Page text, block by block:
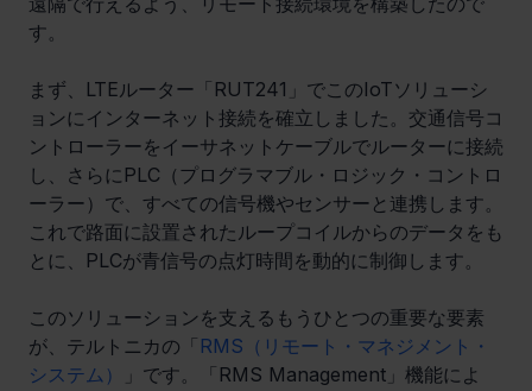
す。
まず、LTEルーター「RUT241」でこのIoTソリューシ
ョンにインターネット接続を確立しました。交通信号コ
ントローラーをイーサネットケーブルでルーターに接続
し、さらにPLC（プログラマブル・ロジック・コントロ
ーラー）で、すべての信号機やセンサーと連携します。
これで路面に設置されたループコイルからのデータをも
とに、PLCが青信号の点灯時間を動的に制御します。
このソリューションを支えるもうひとつの重要な要素
が、テルトニカの「 RMS（リモート・マネジメント・
システム）
」です。「RMS Management」機能によ